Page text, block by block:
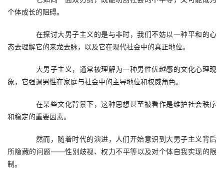
个体成长的阻碍。
在探讨大男子主义的是与非时，我们不妨以一种平和的心
态去理解它的来龙去脉，以及它在现代社会中的真正地位。
大男子主义，通常被理解为一种男性优越感的文化心理现
象，它强调男性在家庭与社会中的主导地位和权威角色。
在某些文化背景下，这种思想甚至被看作是维护社会秩序
和稳定的重要因素。
然而，随着时代的演进，人们开始意识到大男子主义背后
所隐藏的问题——性别歧视、权力不平等以及对个体自我实现的限
制。